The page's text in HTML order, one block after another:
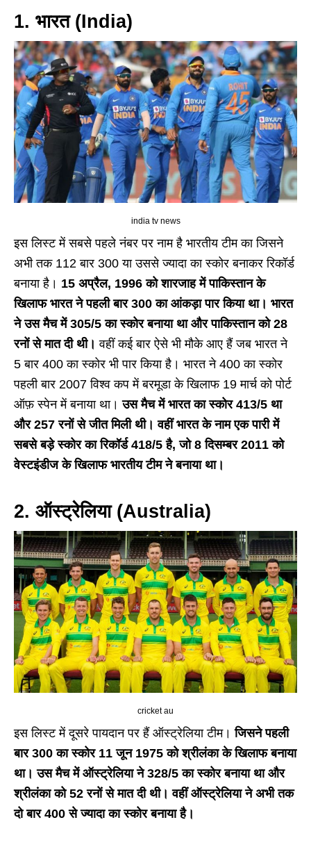
1. भारत (India)
india tv news
इस लिस्ट में सबसे पहले नंबर पर नाम है भारतीय टीम का जिसने
अभी तक 112 बार 300 या उससे ज्यादा का स्कोर बनाकर रिकॉर्ड
बनाया है। 15 अप्रैल, 1996 को शारजाह में पाकिस्तान के
खिलाफ भारत ने पहली बार 300 का आंकड़ा पार किया था। भारत
ने उस मैच में 305/5 का स्कोर बनाया था और पाकिस्तान को 28
रनों से मात दी थी। वहीं कई बार ऐसे भी मौके आए हैं जब भारत ने
5 बार 400 का स्कोर भी पार किया है। भारत ने 400 का स्कोर
पहली बार 2007 विश्व कप में बरमूडा के खिलाफ 19 मार्च को पोर्ट
ऑफ़ स्पेन में बनाया था।उस मैच में भारत का स्कोर 413/5 था
और 257 रनों से जीत मिली थी। वहीं भारत के नाम एक पारी में
सबसे बड़े स्कोर का रिकॉर्ड 418/5 है, जो 8 दिसम्बर 2011 को
वेस्टइंडीज के खिलाफ भारतीय टीम ने बनाया था।
2. ऑस्ट्रेलिया (Australia)
cricket au
इस लिस्ट में दूसरे पायदान पर हैं ऑस्ट्रेलिया टीम।जिसने पहली
बार 300 का स्कोर 11 जून 1975 को श्रीलंका के खिलाफ बनाया
था। उस मैच में ऑस्ट्रेलिया ने 328/5 का स्कोर बनाया था और
श्रीलंका को 52 रनों से मात दी थी। वहीं ऑस्ट्रेलिया ने अभी तक
दो बार 400 से ज्यादा का स्कोर बनाया है।